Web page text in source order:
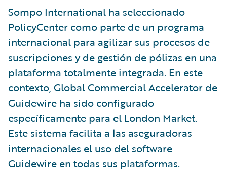
Sompo International ha seleccionado
PolicyCenter como parte de un programa
internacional para agilizar sus procesos de
suscripciones y de gestión de pólizas en una
plataforma totalmente integrada. En este
contexto, Global Commercial Accelerator de
Guidewire ha sido configurado
específicamente para el London Market.
Este sistema facilita a las aseguradoras
internacionales el uso del software
Guidewire en todas sus plataformas.